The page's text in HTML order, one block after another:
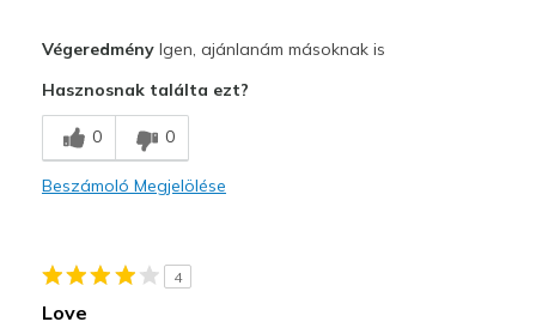
Breathe Well
Comfortable
light weight-easily fit in a travel shoe bag
VégeredményIgen, ajánlanám másoknak is
Hasznosnak találta ezt?
0 0
Beszámoló Megjelölése
4
Love